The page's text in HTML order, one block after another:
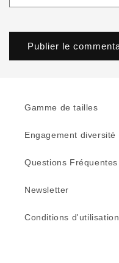
Gamme de tailles
Engagement diversité
Questions Fréquentes
Newsletter
Conditions d'utilisation